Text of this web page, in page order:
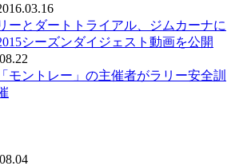
ーとダートトライアル、ジムカーナに
シーズンダイジェスト動画を公開
モントレー」の主催者がラリー安全訓